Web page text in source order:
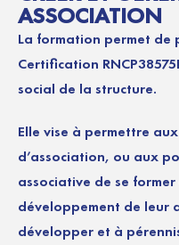
ASSOCIATION
La formation permet de
Certification
social de la structure.
Elle vise à permettre
d’association, ou aux
associative de se
développement de leur
développer et à